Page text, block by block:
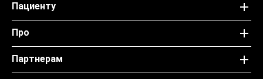
Пациенту
Про
Партнерам